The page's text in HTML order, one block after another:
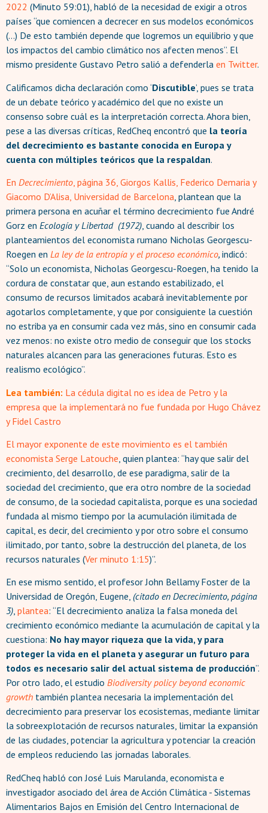
2022 (Minuto 59:01), habló de la necesidad de exigir a otros
países “que comiencen a decrecer en sus modelos económicos
(…) De esto también depende que logremos un equilibrio y que
los impactos del cambio climático nos afecten menos”. El
mismo presidente Gustavo Petro salió a defenderla en Twitter.
Calificamos dicha declaración como ‘Discutible’, pues se trata
de un debate teórico y académico del que no existe un
consenso sobre cuál es la interpretación correcta. Ahora bien,
pese a las diversas críticas, RedCheq encontró que la teoría
del decrecimiento es bastante conocida en Europa y
cuenta con múltiples teóricos que la respaldan.
En Decrecimiento, página 36, Giorgos Kallis, Federico Demaria y
Giacomo D’Alisa, Universidad de Barcelona, plantean que la
primera persona en acuñar el término decrecimiento fue André
Gorz en Ecología y Libertad (1972), cuando al describir los
planteamientos del economista rumano Nicholas Georgescu-
Roegen en La ley de la entropía y el proceso económico, indicó:
“Solo un economista, Nicholas Georgescu-Roegen, ha tenido la
cordura de constatar que, aun estando estabilizado, el
consumo de recursos limitados acabará inevitablemente por
agotarlos completamente, y que por consiguiente la cuestión
no estriba ya en consumir cada vez más, sino en consumir cada
vez menos: no existe otro medio de conseguir que los stocks
naturales alcancen para las generaciones futuras. Esto es
realismo ecológico”.
Lea también: La cédula digital no es idea de Petro y la
empresa que la implementará no fue fundada por Hugo Chávez
y Fidel Castro
El mayor exponente de este movimiento es el también
economista Serge Latouche , quien plantea: “hay que salir del
crecimiento, del desarrollo, de ese paradigma, salir de la
sociedad del crecimiento, que era otro nombre de la sociedad
de consumo, de la sociedad capitalista, porque es una sociedad
fundada al mismo tiempo por la acumulación ilimitada de
capital, es decir, del crecimiento y por otro sobre el consumo
ilimitado, por tanto, sobre la destrucción del planeta, de los
recursos naturales (Ver minuto 1:15)”.
En ese mismo sentido, el profesor John Bellamy Foster de la
Universidad de Oregón, Eugene, (citado en Decrecimiento, página
3), plantea: “El decrecimiento analiza la falsa moneda del
crecimiento económico mediante la acumulación de capital y la
cuestiona: No hay mayor riqueza que la vida, y para
proteger la vida en el planeta y asegurar un futuro para
todos es necesario salir del actual sistema de producción”.
Por otro lado, el estudio Biodiversity policy beyond economic
growth también plantea necesaria la implementación del
decrecimiento para preservar los ecosistemas, mediante limitar
la sobreexplotación de recursos naturales, limitar la expansión
de las ciudades, potenciar la agricultura y potenciar la creación
de empleos reduciendo las jornadas laborales.
RedCheq habló con José Luis Marulanda, economista e
investigador asociado del área de Acción Climática - Sistemas
Alimentarios Bajos en Emisión del Centro Internacional de